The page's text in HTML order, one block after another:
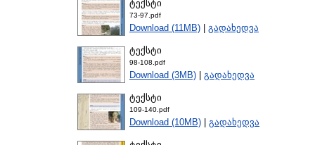
ტექსტი
73-97.pdf
Download (11MB) | გადახედვა
ტექსტი
98-108.pdf
Download (3MB) | გადახედვა
ტექსტი
109-140.pdf
Download (10MB) | გადახედვა